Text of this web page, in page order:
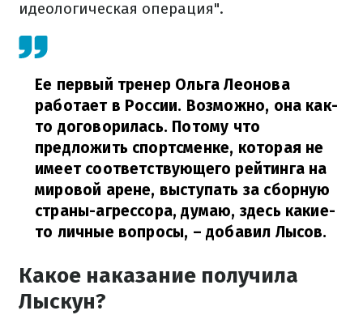
идеологическая операция".
Ее первый тренер Ольга Леонова
работает в России. Возможно, она как-
то договорилась. Потому что
предложить спортсменке, которая не
имеет соответствующего рейтинга на
мировой арене, выступать за сборную
страны-агрессора, думаю, здесь какие-
то личные вопросы, – добавил Лысов.
Какое наказание получила
Лыскун?